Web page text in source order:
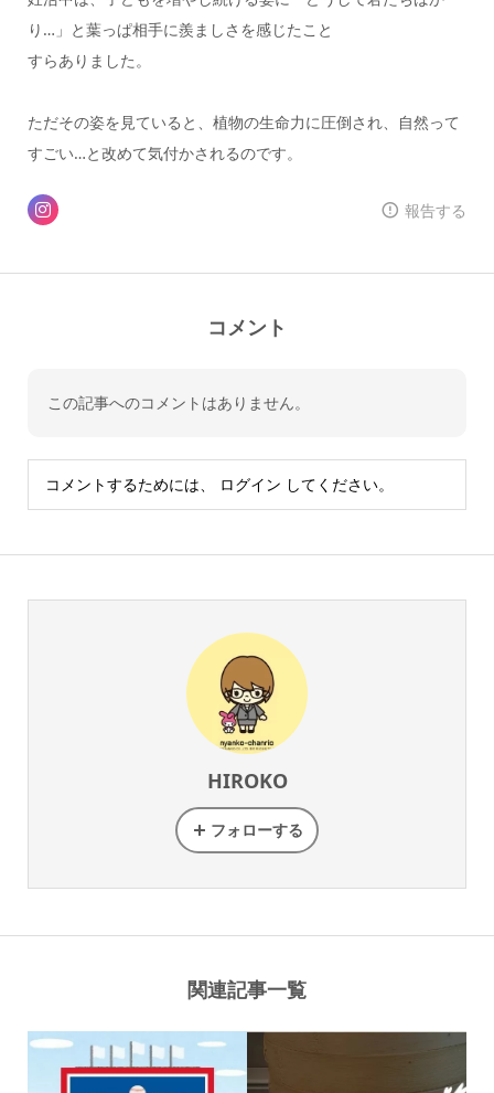
り…」と葉っぱ相手に羨ましさを感じたこと
すらありました。
ただその姿を見ていると、植物の生命力に圧倒され、自然って
すごい…と改めて気付かされるのです。
報告する
コメント
この記事へのコメントはありません。
コメントするためには、 ログイン してください。
HIROKO
フォローする
関連記事一覧